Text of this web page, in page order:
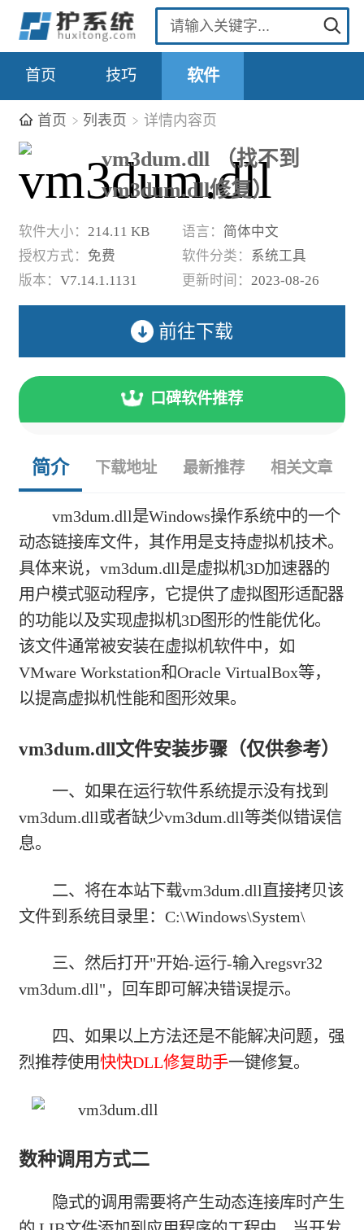
首页 技巧 软件
首页 列表页 详情内容页
vm3dum.dll （找不到
vm3dum.dll修复）
软件大小：214.11 KB 语言： 简体中文
授权方式： 免费 软件分类： 系统工具
版本：V7.14.1.1131 更新时间： 2023-08-26
前往下载
口碑软件推荐
简介 下载地址 最新推荐 相关文章
vm3dum.dll是Windows操作系统中的一个
动态链接库文件，其作用是支持虚拟机技术。
具体来说，vm3dum.dll是虚拟机3D加速器的
用户模式驱动程序，它提供了虚拟图形适配器
的功能以及实现虚拟机3D图形的性能优化。
该文件通常被安装在虚拟机软件中，如
VMware Workstation和Oracle VirtualBox等，
以提高虚拟机性能和图形效果。
vm3dum.dll文件安装步骤（仅供参考）
一、如果在运行软件系统提示没有找到
vm3dum.dll或者缺少vm3dum.dll等类似错误信
息。
二、将在本站下载vm3dum.dll直接拷贝该
文件到系统目录里：C:\Windows\System\
三、然后打开"开始-运行-输入regsvr32
vm3dum.dll"，回车即可解决错误提示。
四、如果以上方法还是不能解决问题，强
烈推荐使用快快DLL修复助手一键修复。
数种调用方式二
隐式的调用需要将产生动态连接库时产生